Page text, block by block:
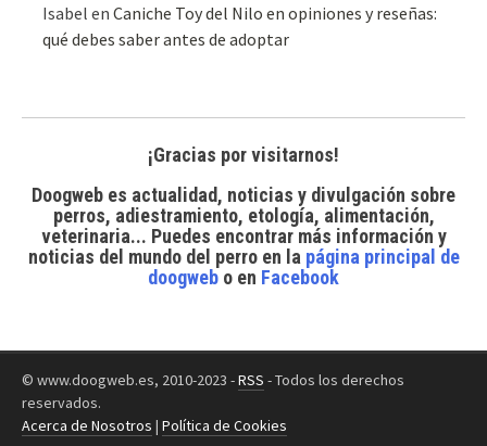
Isabel enCaniche Toy del Nilo en opiniones y reseñas:
qué debes saber antes de adoptar
¡Gracias por visitarnos!
Doogweb es actualidad, noticias y divulgación sobre
perros, adiestramiento, etología, alimentación,
veterinaria... Puedes encontrar más información y
noticias del mundo del perroen la página principal de
doogweb o en Facebook
© www.doogweb.es, 2010-2023 -RSS - Todos los derechos
reservados.
Acerca de Nosotros | Política de Cookies